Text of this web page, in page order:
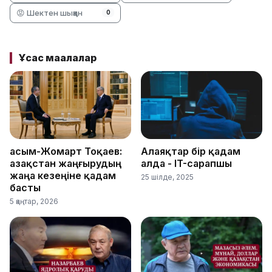
😡 Шектен шыққан 0
Ұқсас мақалалар
Қасым-Жомарт Тоқаев:
Қазақстан жаңғырудың
жаңа кезеңіне қадам
басты
5 қаңтар, 2026
Алаяқтар бір қадам
алда - IT-сарапшы
25 шілде, 2025